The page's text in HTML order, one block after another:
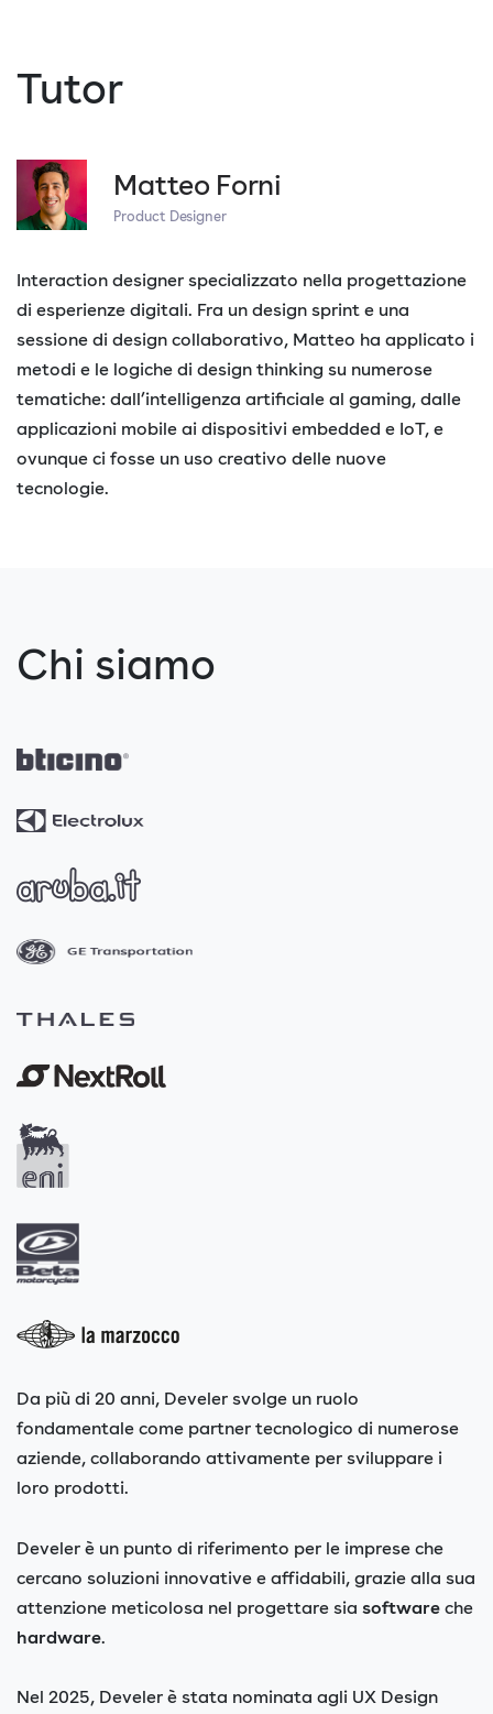
Tutor
Matteo Forni
Product Designer
Interaction designer specializzato nella progettazione
di esperienze digitali. Fra un design sprint e una
sessione di design collaborativo, Matteo ha applicato i
metodi e le logiche di design thinking su numerose
tematiche: dall’intelligenza artificiale al gaming, dalle
applicazioni mobile ai dispositivi embedded e IoT, e
ovunque ci fosse un uso creativo delle nuove
tecnologie.
Chi siamo
Da più di 20 anni, Develer svolge un ruolo
fondamentale come partner tecnologico di numerose
aziende, collaborando attivamente per sviluppare i
loro prodotti.
Develer è un punto di riferimento per le imprese che
cercano soluzioni innovative e affidabili, grazie alla sua
attenzione meticolosa nel progettare sia software che
hardware.
Nel 2025, Develer è stata nominata agli UX Design